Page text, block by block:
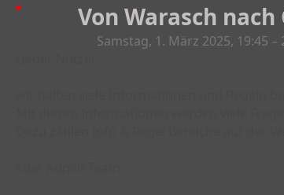
Von Warasch
Samstag, 1. März 2025, 19:45 –